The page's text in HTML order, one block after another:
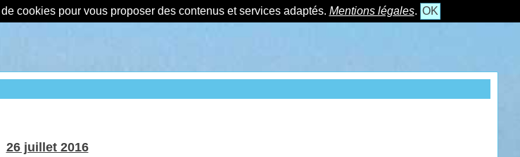
cookies pour vous proposer des contenus et services adaptés. Mentions légales. OK
26 juillet 2016